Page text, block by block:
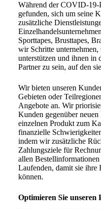
Während der COVID-19-
gefunden, sich um seine
zusätzliche
Sporttapes, Brusttapes,
wir Schritte
unterstützen und ihnen in
Partner zu sein, auf den
Wir bieten unseren
Gebieten oder
Angebote an. Wir
Kunden gegenüber
einzelnen Produkt zum
finanzielle
indem wir zusätzliche
Zahlungsziele für
allen
Laufenden, damit sie ihre
können.
Optimieren Sie unseren